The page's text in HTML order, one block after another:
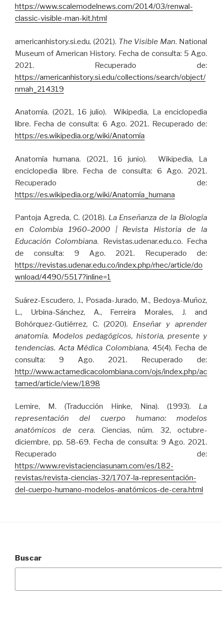
https://www.scalemodelnews.com/2014/03/renwal-
classic-visible-man-kit.html
americanhistory.si.edu. (2021). The Visible Man. National
Museum of American History. Fecha de consulta: 5 Ago.
2021. Recuperado de:
https://americanhistory.si.edu/collections/search/object/
nmah_214319
Anatomía. (2021, 16 julio). Wikipedia, La enciclopedia
libre. Fecha de consulta: 6 Ago. 2021. Recuperado de:
https://es.wikipedia.org/wiki/Anatomía
Anatomía humana. (2021, 16 junio). Wikipedia, La
enciclopedia libre. Fecha de consulta: 6 Ago. 2021.
Recuperado de:
https://es.wikipedia.org/wiki/Anatomía_humana
Pantoja Agreda, C. (2018). La Enseñanza de la Biología
en Colombia 1960–2000 | Revista Historia de la
Educación Colombiana. Revistas.udenar.edu.co. Fecha
de consulta: 9 Ago. 2021. Recuperado de:
https://revistas.udenar.edu.co/index.php/rhec/article/do
wnload/4490/5517?inline=1
Suárez-Escudero, J., Posada-Jurado, M., Bedoya-Muñoz,
L., Urbina-Sánchez, A., Ferreira Morales, J. and
Bohórquez-Gutiérrez, C. (2020). Enseñar y aprender
anatomía. Modelos pedagógicos, historia, presente y
tendencias. Acta Médica Colombiana, 45(4). Fecha de
consulta: 9 Ago. 2021. Recuperado de:
http://www.actamedicacolombiana.com/ojs/index.php/ac
tamed/article/view/1898
Lemire, M. (Traducción Hinke, Nina). (1993). La
representación del cuerpo humano: modelos
anatómicos de cera. Ciencias, núm. 32, octubre-
diciembre, pp. 58-69. Fecha de consulta: 9 Ago. 2021.
Recuperado de:
https://www.revistacienciasunam.com/es/182-
revistas/revista-ciencias-32/1707-la-representación-
del-cuerpo-humano-modelos-anatómicos-de-cera.html
Buscar